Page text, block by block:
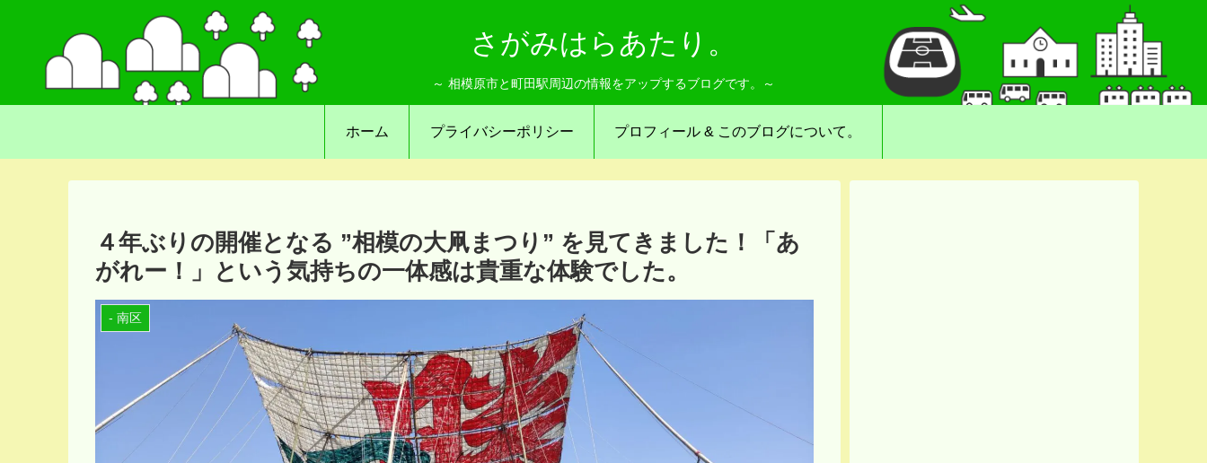
さがみはらあたり。
～ 相模原市と町田駅周辺の情報をアップするブログです。～
ホーム プライバシーポリシー プロフィール & このブログについて。
４年ぶりの開催となる ”相模の大凧まつり” を見てきました！「あ
がれー！」という気持ちの一体感は貴重な体験でした。
- 南区